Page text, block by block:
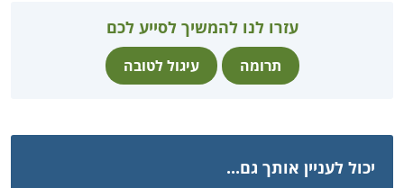
עזרו לנו להמשיך לסייע לכם
תרומה עיגול לטובה
יכול לעניין אותך גם...